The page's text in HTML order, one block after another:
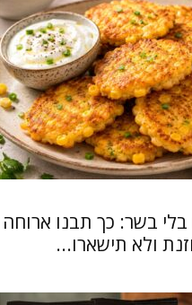
בשר: כך תבנו ארוחה
ולא תישארו...